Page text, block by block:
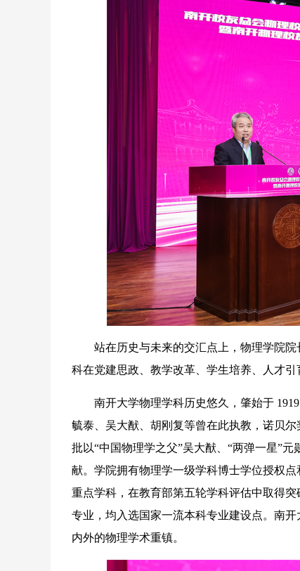
站在历史与未来的交汇点上，物理学院院
科在党建思政、教学改革、学生培养、人才
南开大学物理学科历史悠久，肇始于 1919
毓泰、吴大猷、胡刚复等曾在此执教，诺贝
批以“中国物理学之父”吴大猷、“两弹一星”
献。学院拥有物理学一级学科博士学位授权
重点学科，在教育部第五轮学科评估中取得
专业，均入选国家一流本科专业建设点。南
内外的物理学术重镇。